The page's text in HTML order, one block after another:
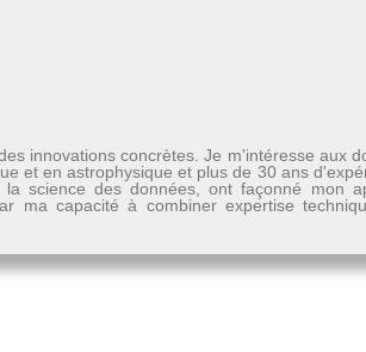
innovations concrètes. Je m'intéresse aux
et en astrophysique et plus de 30 ans
science des données, ont façonné mon
ma capacité à combiner expertise